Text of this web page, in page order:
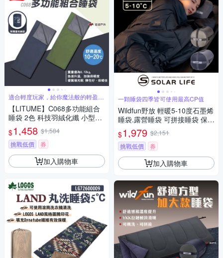
適合輕度玩家，給你魔法般的輕盈與
保暖
【LITUME】C068多功能組合
睡袋 2色 科技羽絨化纖 小型睡
袋 單人輕量 可機洗保暖睡袋 露
營 悠遊戶外
$1,458 $1,584
挑戰低價
券
加入購物車
一顆睡袋四季皆可使用最高CP值
Wildfun野放 輕暖5-10度石墨烯
睡袋.露營睡袋 可拼接睡袋 保暖
睡袋 科技棉睡袋 單人睡袋
$1,979 $2,151
挑戰低價
券
加入購物車